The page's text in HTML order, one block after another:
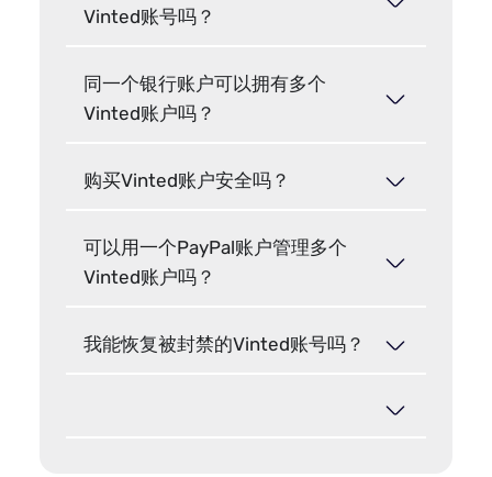
Vinted账号吗？
同一个银行账户可以拥有多个
Vinted账户吗？
购买Vinted账户安全吗？
可以用一个PayPal账户管理多个
Vinted账户吗？
我能恢复被封禁的Vinted账号吗？